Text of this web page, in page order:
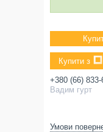
Купити з
+380 (66) 833-
Вадим гурт